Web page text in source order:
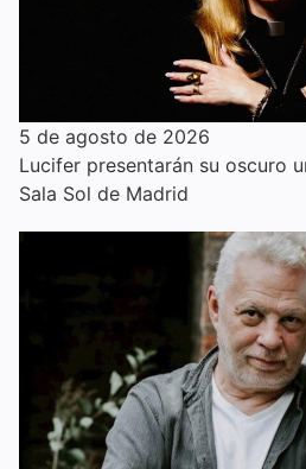
5 de agosto de 2026
Lucifer presentarán su oscuro
Sala Sol de Madrid